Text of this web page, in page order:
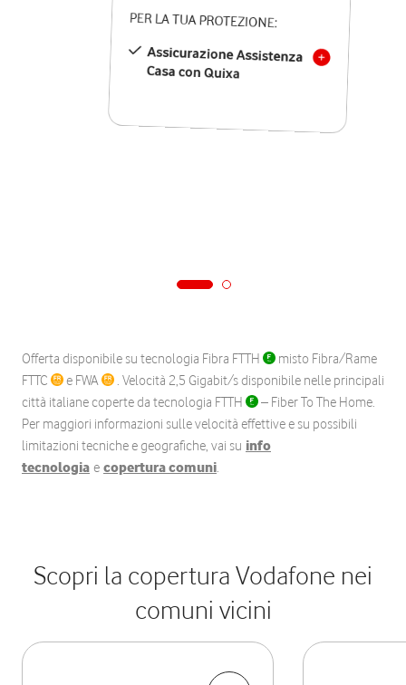
PER LA TUA PROTEZIONE:
Assicurazione Assistenza
Casa con Quixa
Offerta disponibile su tecnologia Fibra FTTH
misto Fibra/Rame
FTTC
e FWA
. Velocità 2,5 Gigabit/s disponibile nelle principali
città italiane coperte da tecnologia FTTH
– Fiber To The Home.
Per maggiori informazioni sulle velocità effettive e su possibili
limitazioni tecniche e geografiche, vai su info
tecnologia e copertura comuni.
Scopri la copertura Vodafone nei
comuni vicini